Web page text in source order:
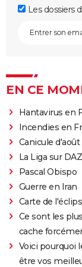
Les dossiers
EN CE
Hantavirus en
Incendies en
Canicule d'août
La Liga sur
Pascal Obispo
Guerre en Iran
Carte de
Ce sont les
cache
Voici pourquoi
être vos